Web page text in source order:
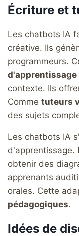
Écriture et
Les chatbots IA
créative. Ils
programmeurs.
d'apprentissage
contexte. Ils
Comme tuteurs
des sujets
Les chatbots IA
d'apprentissage.
obtenir des
apprenants
orales. Cette
pédagogiques.
Idées de